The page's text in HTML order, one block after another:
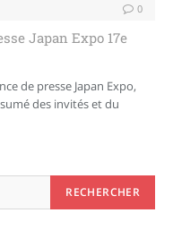
0
Japan Expo 17e
de presse Japan Expo,
des invités et du